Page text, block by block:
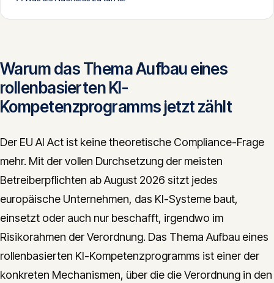
Gotthardstrasse 30, 6300 Zug
Warum das Thema Aufbau eines
rollenbasierten KI-
Kompetenzprogramms jetzt zählt
Der EU AI Act ist keine theoretische Compliance-Frage
mehr. Mit der vollen Durchsetzung der meisten
Betreiberpflichten ab August 2026 sitzt jedes
europäische Unternehmen, das KI-Systeme baut,
einsetzt oder auch nur beschafft, irgendwo im
Risikorahmen der Verordnung. Das Thema Aufbau eines
rollenbasierten KI-Kompetenzprogramms ist einer der
konkreten Mechanismen, über die die Verordnung in den